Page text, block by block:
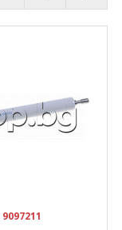
9097211